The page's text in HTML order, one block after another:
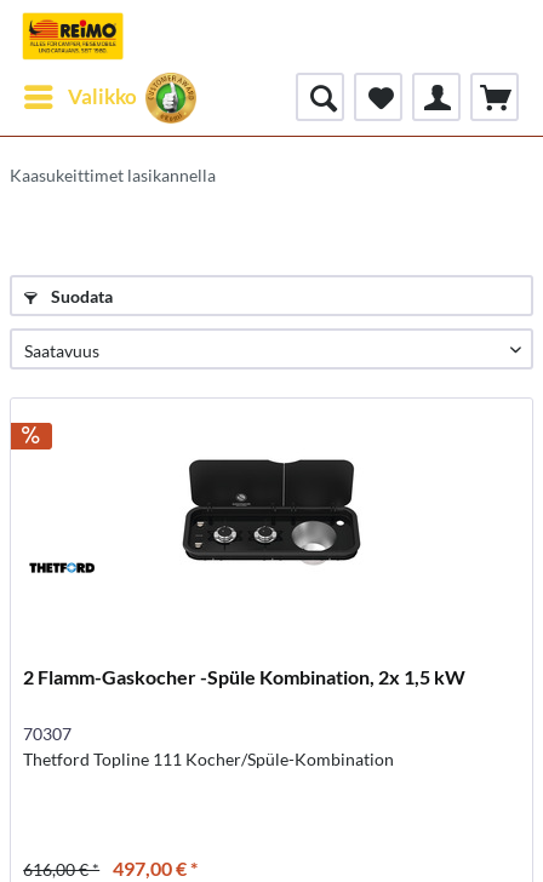
Valikko
Kaasukeittimet lasikannella
Suodata
2 Flamm-Gaskocher -Spüle Kombination, 2x 1,5 kW
70307
Thetford Topline 111 Kocher/Spüle-Kombination
616,00 € * 497,00 € *